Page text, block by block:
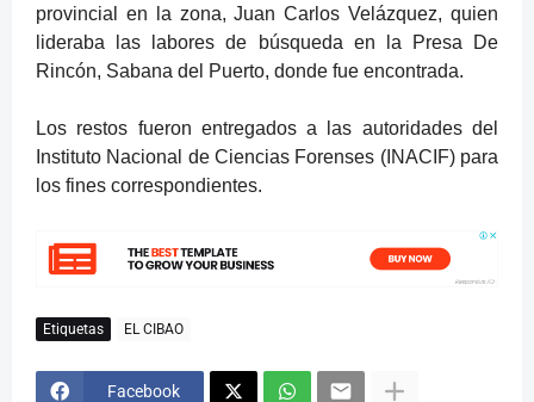
provincial en la zona, Juan Carlos Velázquez, quien
lideraba las labores de búsqueda en la Presa De
Rincón, Sabana del Puerto, donde fue encontrada.
Los restos fueron entregados a las autoridades del
Instituto Nacional de Ciencias Forenses (INACIF) para
los fines correspondientes.
Etiquetas EL CIBAO
Facebook